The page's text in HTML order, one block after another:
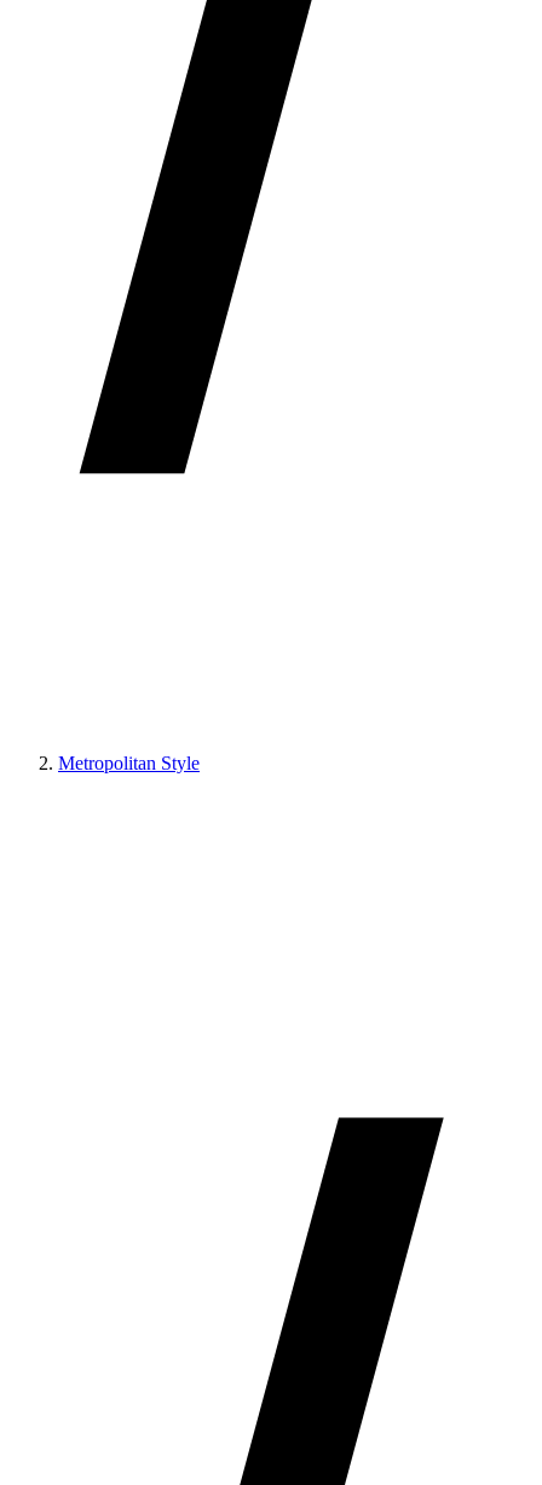
Metropolitan Style